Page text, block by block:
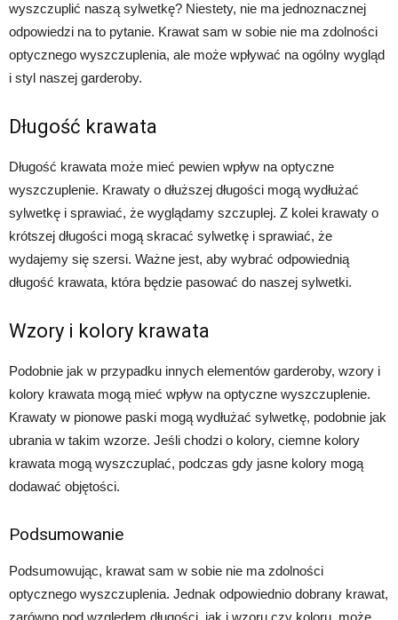
wyszczuplić naszą sylwetkę? Niestety, nie ma jednoznacznej
odpowiedzi na to pytanie. Krawat sam w sobie nie ma zdolności
optycznego wyszczuplenia, ale może wpływać na ogólny wygląd
i styl naszej garderoby.
Długość krawata
Długość krawata może mieć pewien wpływ na optyczne
wyszczuplenie. Krawaty o dłuższej długości mogą wydłużać
sylwetkę i sprawiać, że wyglądamy szczuplej. Z kolei krawaty o
krótszej długości mogą skracać sylwetkę i sprawiać, że
wydajemy się szersi. Ważne jest, aby wybrać odpowiednią
długość krawata, która będzie pasować do naszej sylwetki.
Wzory i kolory krawata
Podobnie jak w przypadku innych elementów garderoby, wzory i
kolory krawata mogą mieć wpływ na optyczne wyszczuplenie.
Krawaty w pionowe paski mogą wydłużać sylwetkę, podobnie jak
ubrania w takim wzorze. Jeśli chodzi o kolory, ciemne kolory
krawata mogą wyszczuplać, podczas gdy jasne kolory mogą
dodawać objętości.
Podsumowanie
Podsumowując, krawat sam w sobie nie ma zdolności
optycznego wyszczuplenia. Jednak odpowiednio dobrany krawat,